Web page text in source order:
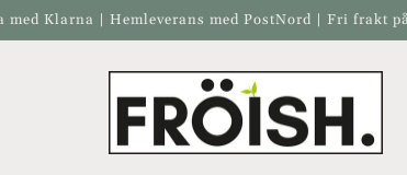
med Klarna | Hemleverans med PostNord | Fri frakt